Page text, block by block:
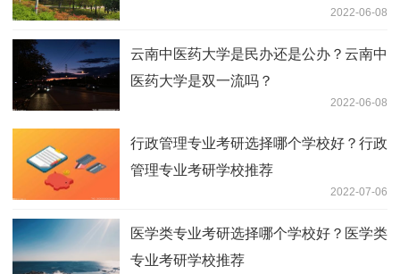
2022-06-08
云南中医药大学是民办还是公办？云南中
医药大学是双一流吗？
2022-06-08
行政管理专业考研选择哪个学校好？行政
管理专业考研学校推荐
2022-07-06
医学类专业考研选择哪个学校好？医学类
专业考研学校推荐